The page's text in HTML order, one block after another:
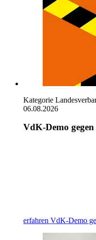
Kategorie
06.08.2026
VdK-Demo
erfahren VdK-Demo